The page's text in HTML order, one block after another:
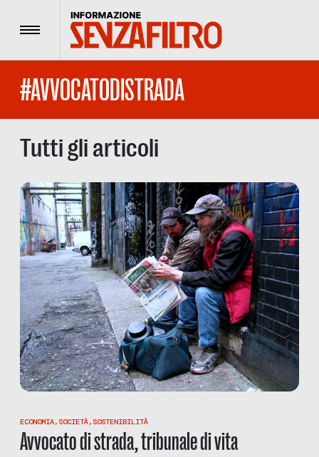
Menu
#AVVOCATODISTRADA
Tutti gli articoli
ECONOMIA, SOCIETÀ, SOSTENIBILITÀ
Avvocato di strada, tribunale di vita